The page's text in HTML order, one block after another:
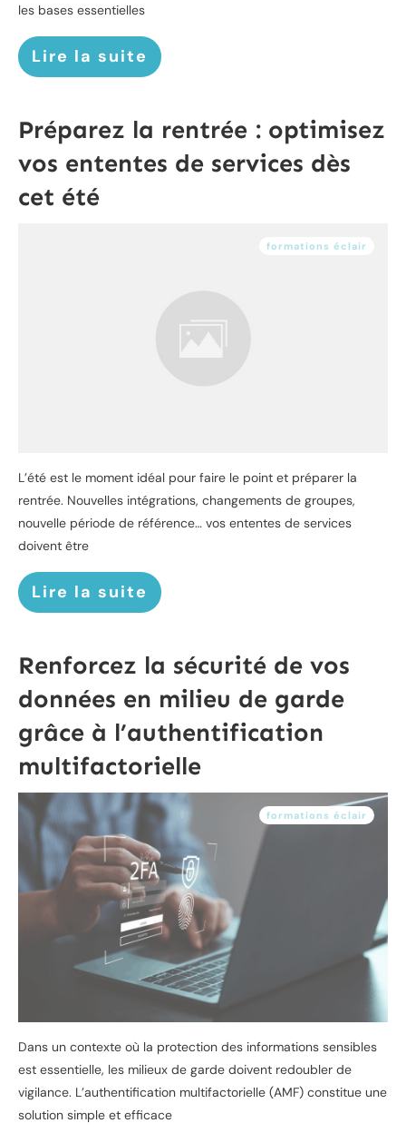
les bases essentielles
Lire la suite
Préparez la rentrée : optimisez
vos ententes de services dès
cet été
formations éclair
L’été est le moment idéal pour faire le point et préparer la
rentrée. Nouvelles intégrations, changements de groupes,
nouvelle période de référence… vos ententes de services
doivent être
Lire la suite
Renforcez la sécurité de vos
données en milieu de garde
grâce à l’authentification
multifactorielle
formations éclair
Dans un contexte où la protection des informations sensibles
est essentielle, les milieux de garde doivent redoubler de
vigilance. L’authentification multifactorielle (AMF) constitue une
solution simple et efficace